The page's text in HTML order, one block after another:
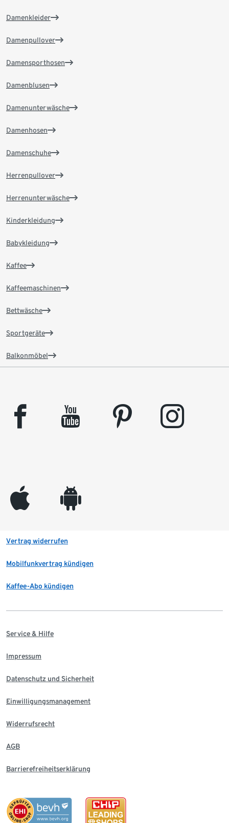
Damenkleider
Damenpullover
Damensporthosen
Damenblusen
Damenunterwäsche
Damenhosen
Damenschuhe
Herrenpullover
Herrenunterwäsche
Kinderkleidung
Babykleidung
Kaffee
Kaffeemaschinen
Bettwäsche
Sportgeräte
Balkonmöbel
facebook youtube pinterest instagram
appleinc android
Vertrag widerrufen
Mobilfunkvertrag kündigen
Kaffee-Abo kündigen
Service & Hilfe
Impressum
Datenschutz und Sicherheit
Einwilligungsmanagement
Widerrufsrecht
AGB
Barrierefreiheitserklärung